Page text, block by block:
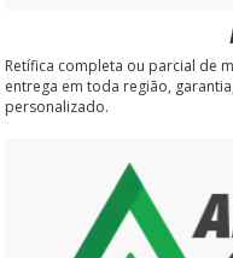
Retífica completa ou parcial de
entrega em toda região,
personalizado.